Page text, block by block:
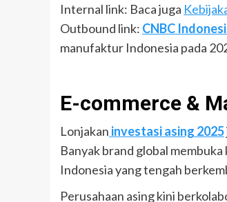
Internal link: Baca juga
Outbound link: CNBC
manufaktur Indonesia pada
E-commerce &
Lonjakan investasi asing 2025
Banyak brand global
Indonesia yang tengah
Perusahaan asing kini